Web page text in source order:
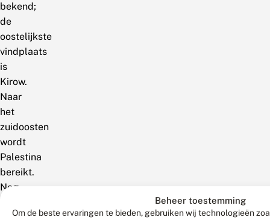
Beheer toestemming
Om de beste ervaringen te bieden, gebruiken wij technologieën
bekend;
de
oostelijkste
vindplaats
is
Kirow.
Naar
het
zuidoosten
wordt
Palestina
bereikt.
Nog